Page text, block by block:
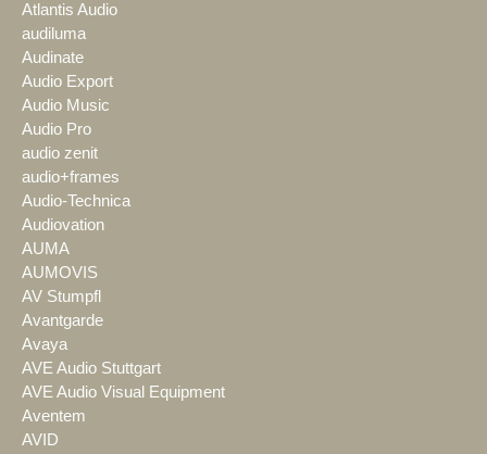
Atlantis Audio
audiluma
Audinate
Audio Export
Audio Music
Audio Pro
audio zenit
audio+frames
Audio-Technica
Audiovation
AUMA
AUMOVIS
AV Stumpfl
Avantgarde
Avaya
AVE Audio Stuttgart
AVE Audio Visual Equipment
Aventem
AVID